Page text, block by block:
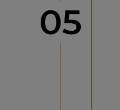
Step
05